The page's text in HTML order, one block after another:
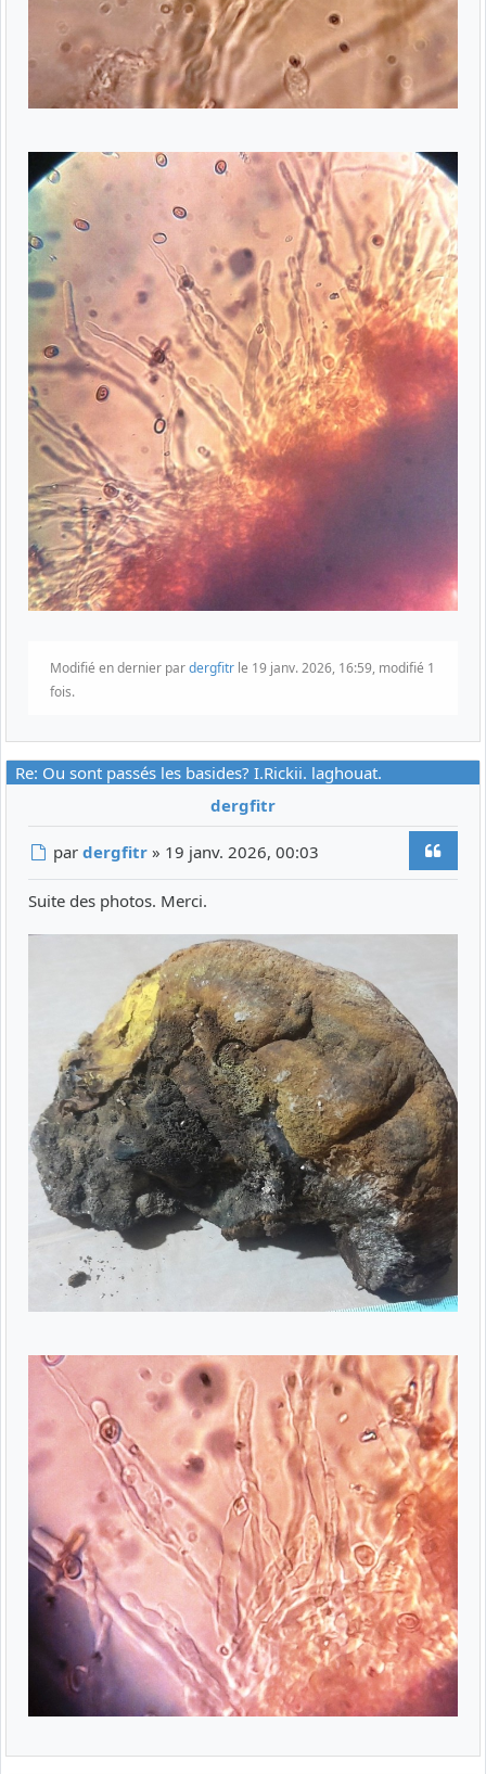
Modifié en dernier pardergfitr le 19 janv. 2026, 16:59, modifié 1
fois.
Re: Ou sont passés les basides? I.Rickii. laghouat.
dergfitr
Message
pardergfitr » 19 janv. 2026, 00:03
Suite des photos. Merci.